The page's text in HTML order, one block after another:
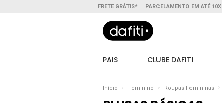
FRETE GRÁTIS* PARCELAMENTO EM ATÉ 10X
PAIS CLUBE DAFITI
Início Feminino Roupas Femininas